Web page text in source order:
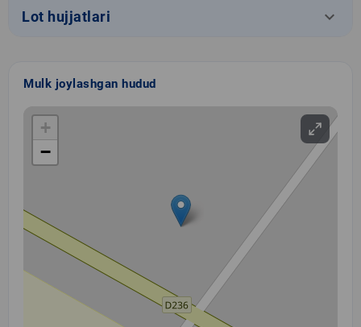
Lot hujjatlari keyboard_arrow_down
Mulk joylashgan hudud
+
−